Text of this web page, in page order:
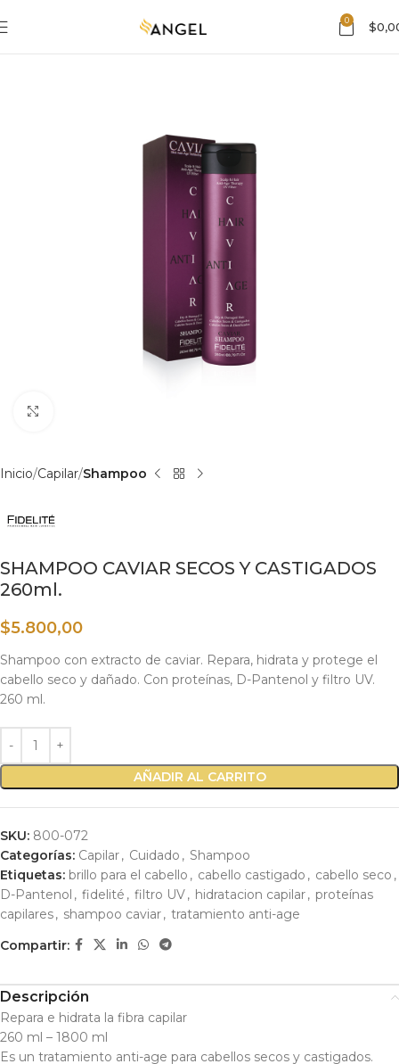
0 $
Inicio Capilar Shampoo
SHAMPOO CAVIAR SECOS Y CASTIGADOS
260ml.
$5.800,00
Shampoo con extracto de caviar. Repara, hidrata y protege el
cabello seco y dañado. Con proteínas, D-Pantenol y filtro UV.
260 ml.
AÑADIR AL CARRITO
SKU: 800-072
Categorías: Capilar, Cuidado , Shampoo
Etiquetas: brillo para el cabello , cabello castigado , cabello seco ,
D-Pantenol , fidelité , filtro UV, hidratacion capilar, proteínas
capilares, shampoo caviar, tratamiento anti-age
Compartir:
Descripción
Repara e hidrata la fibra capilar
260 ml – 1800 ml
Es un tratamiento anti-age para cabellos secos y castigados.